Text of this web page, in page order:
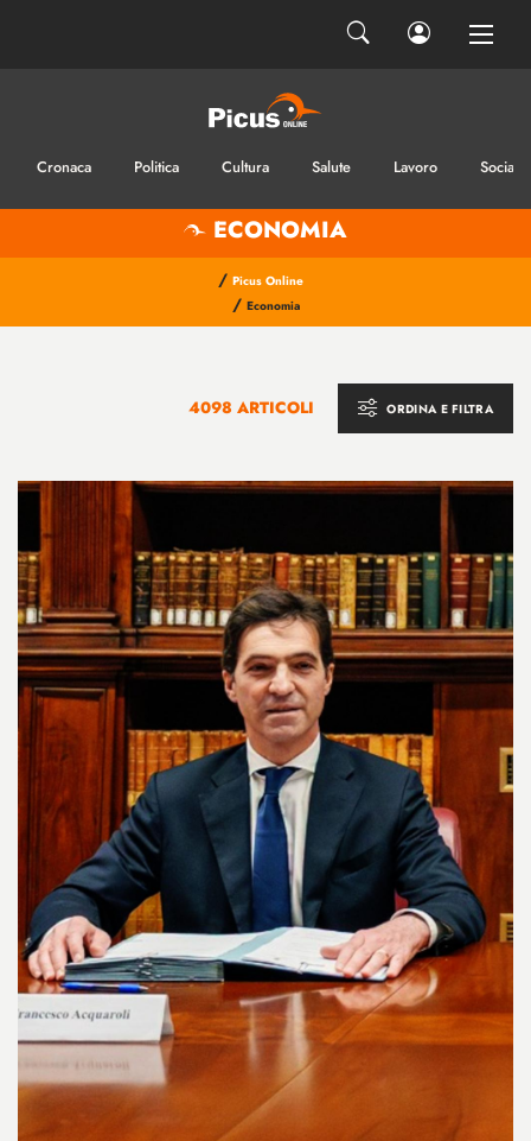
Cronaca Politica Cultura Salute Lavoro Sociale
ECONOMIA
/ Picus Online
/ Economia
4098 ARTICOLI ORDINA E FILTRA